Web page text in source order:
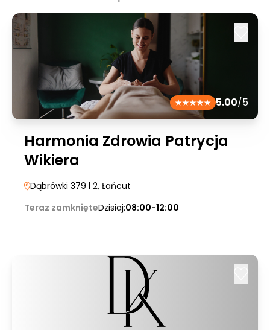
5.00/5
Harmonia Zdrowia Patrycja
Wikiera
Dąbrówki 379 | 2, Łańcut
Teraz zamknięteDzisiaj:08:00-12:00